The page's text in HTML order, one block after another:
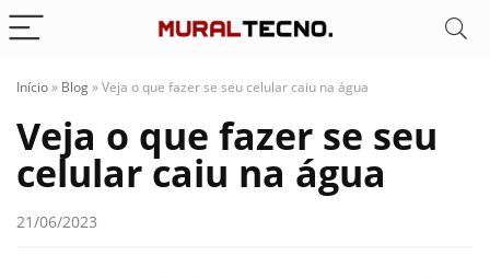
Início» Blog»Veja o que fazer se seu celular caiu na água
Veja o que fazer se seu
celular caiu na água
21/06/2023